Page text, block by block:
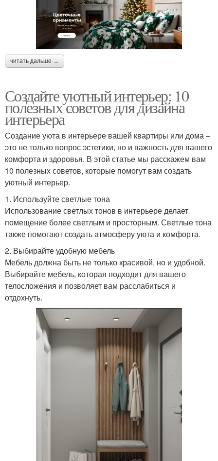
читать дальше →
Создайте уютный интерьер: 10
полезных советов для дизайна
интерьера
Создание уюта в интерьере вашей квартиры или дома –
это не только вопрос эстетики, но и важность для вашего
комфорта и здоровья. В этой статье мы расскажем вам
10 полезных советов, которые помогут вам создать
уютный интерьер.
1. Используйте светлые тона
Использование светлых тонов в интерьере делает
помещение более светлым и просторным. Светлые тона
также помогают создать атмосферу уюта и комфорта.
2. Выбирайте удобную мебель
Мебель должна быть не только красивой, но и удобной.
Выбирайте мебель, которая подходит для вашего
телосложения и позволяет вам расслабиться и
отдохнуть.